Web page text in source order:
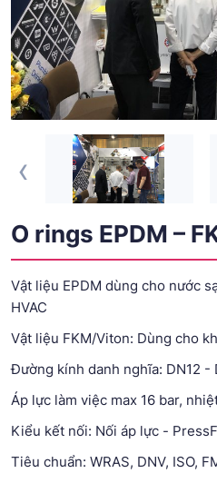
‹
O rings EPDM –
Vật liệu EPDM dùng cho nước
HVAC
Vật liệu FKM/Viton: Dùng cho
Đường kính danh nghĩa: DN12 -
Áp lực làm việc max 16 bar,
Kiểu kết nối: Nối áp lực -
Tiêu chuẩn: WRAS, DNV, ISO,